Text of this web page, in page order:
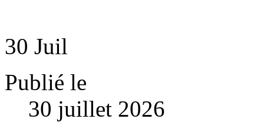
30 Juil
Publié le
30 juillet 2026